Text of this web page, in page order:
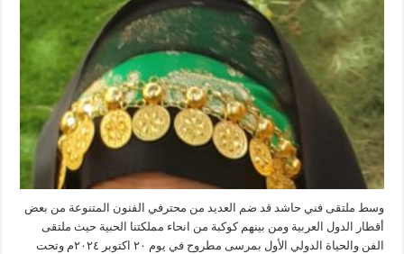
وسط ملتقى فني حاشد قد ضم العديد من محترفي الفنون المتنوعة من بعض
أقطار الدول العربية ومن بينهم كوكبة من انحاء مملكتنا الحبية حيث ملتقى
الفن والحياة الدولي الأول بمرسى مطروح في يوم ٢٠ اكتوبر ٢٠٢٤م وتحت